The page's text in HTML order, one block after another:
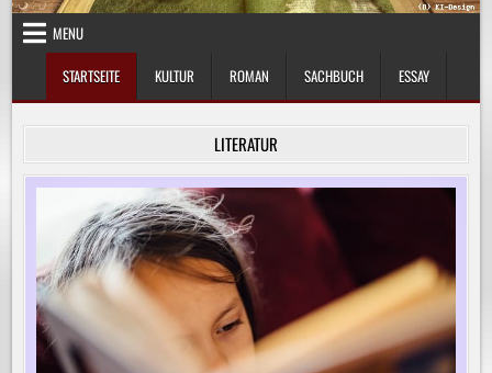
MENU
STARTSEITE
KULTUR ROMAN SACHBUCH ESSAY
LITERATUR